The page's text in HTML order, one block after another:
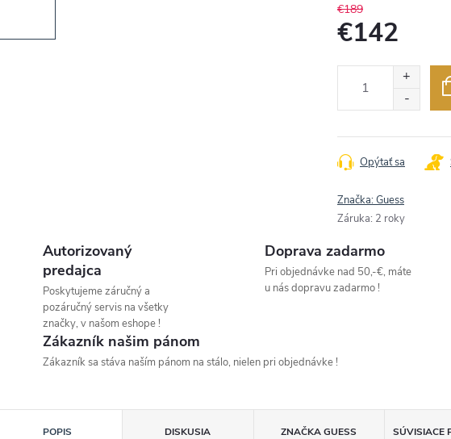
€189
€142
Opýtať sa
Značka:Guess
Záruka: 2 roky
Autorizovaný
predajca
Poskytujeme záručný a
pozáručný servis na všetky
značky, v našom eshope !
Doprava zadarmo
Pri objednávke nad 50,-€, máte
u nás dopravu zadarmo !
Zákazník našim pánom
Zákazník sa stáva naším pánom na stálo, nielen pri objednávke !
POPIS DISKUSIA ZNAČKAGUESS SÚVISIACE